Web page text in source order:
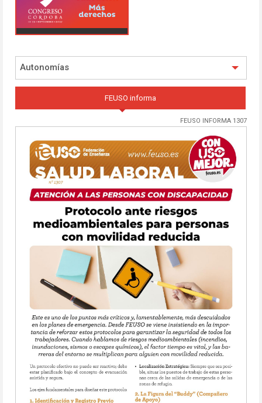
Autonomías
FEUSO informa
FEUSO INFORMA 1307